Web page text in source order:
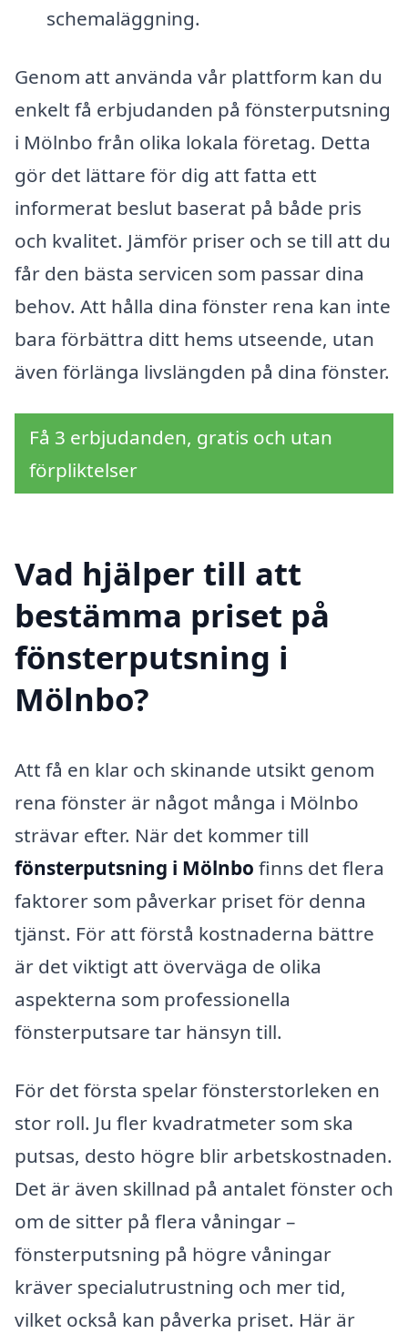
schemaläggning.
Genom att använda vår plattform kan du
enkelt få erbjudanden på fönsterputsning
i Mölnbo från olika lokala företag. Detta
gör det lättare för dig att fatta ett
informerat beslut baserat på både pris
och kvalitet. Jämför priser och se till att du
får den bästa servicen som passar dina
behov. Att hålla dina fönster rena kan inte
bara förbättra ditt hems utseende, utan
även förlänga livslängden på dina fönster.
Få 3 erbjudanden, gratis och utan
förpliktelser
Vad hjälper till att
bestämma priset på
fönsterputsning i
Mölnbo?
Att få en klar och skinande utsikt genom
rena fönster är något många i Mölnbo
strävar efter. När det kommer till
fönsterputsning i Mölnbo finns det flera
faktorer som påverkar priset för denna
tjänst. För att förstå kostnaderna bättre
är det viktigt att överväga de olika
aspekterna som professionella
fönsterputsare tar hänsyn till.
För det första spelar fönsterstorleken en
stor roll. Ju fler kvadratmeter som ska
putsas, desto högre blir arbetskostnaden.
Det är även skillnad på antalet fönster och
om de sitter på flera våningar –
fönsterputsning på högre våningar
kräver specialutrustning och mer tid,
vilket också kan påverka priset. Här är